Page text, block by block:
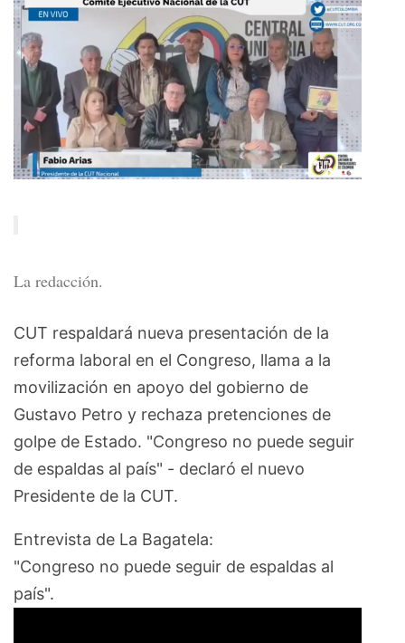
La redacción.
CUT respaldará nueva presentación de la
reforma laboral en el Congreso, llama a la
movilización en apoyo del gobierno de
Gustavo Petro y rechaza pretenciones de
golpe de Estado. "Congreso no puede seguir
de espaldas al país" - declaró el nuevo
Presidente de la CUT.
Entrevista de La Bagatela:
"Congreso no puede seguir de espaldas al
país".